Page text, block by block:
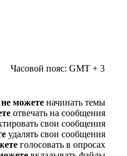
Часовой пояс: GMT + 3
не можете начинать темы
отвечать на сообщения
свои сообщения
удалять свои сообщения
голосовать в опросах